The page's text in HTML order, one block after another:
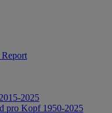
2025
pro Kopf 1950-2025